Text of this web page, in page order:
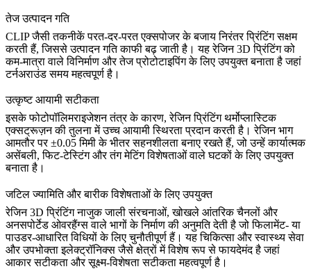
तेज उत्पादन गति
CLIPजैसी तकनीकें परत-दर-परत एक्सपोजर के बजाय निरंतर प्रिंटिंग सक्षम
करती हैं, जिससे उत्पादन गति काफी बढ़ जाती है। यह रेजिन 3D प्रिंटिंग को
कम-मात्रा वाले विनिर्माण और तेज प्रोटोटाइपिंग के लिए उपयुक्त बनाता है जहां
टर्नअराउंड समय महत्वपूर्ण है।
उत्कृष्ट आयामी सटीकता
इसके फोटोपॉलिमराइजेशन तंत्र के कारण, रेजिन प्रिंटिंग थर्मोप्लास्टिक
एक्सट्रूज़न की तुलना में उच्च आयामी स्थिरता प्रदान करती है। रेजिन भाग
आमतौर पर ±0.05 मिमी के भीतर सहनशीलता बनाए रखते हैं, जो उन्हें कार्यात्मक
असेंबली, फिट-टेस्टिंग और तंग मेटिंग विशेषताओं वाले घटकों के लिए उपयुक्त
बनाता है।
जटिल ज्यामिति और बारीक विशेषताओं के लिए उपयुक्त
रेजिन 3D प्रिंटिंग नाजुक जाली संरचनाओं, खोखले आंतरिक चैनलों और
अनसपोर्टेड ओवरहैंग्स वाले भागों के निर्माण की अनुमति देती है जो फिलामेंट- या
पाउडर-आधारित विधियों के लिए चुनौतीपूर्ण हैं। यहचिकित्सा और स्वास्थ्य सेवा
औरउपभोक्ता इलेक्ट्रॉनिक्सजैसे क्षेत्रों में विशेष रूप से फायदेमंद है जहां
आकार सटीकता और सूक्ष्म-विशेषता सटीकता महत्वपूर्ण है।